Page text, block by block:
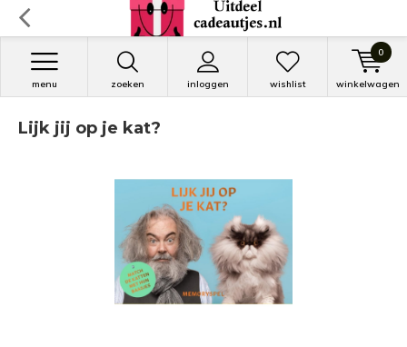
zoeken inloggen
menu wishlist winkelwagen
0
Lijk jij op je kat?